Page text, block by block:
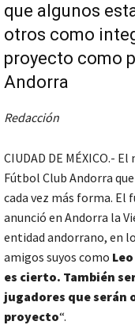
que algunos
otros como
proyecto como
Andorra
Redacción
CIUDAD DE MÉXICO.-
Fútbol Club Andorra
cada vez más forma.
anunció en Andorra la
entidad andorrano, en
amigos suyos como
es cierto. También
jugadores que
proyecto“.